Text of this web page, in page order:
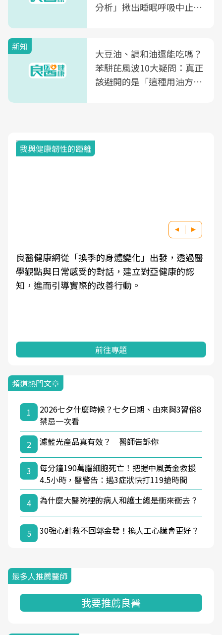
分析」揪出睡眠呼吸中止症
新知
大豆油、調和油還能吃嗎？
苯駢芘風波10大疑問：真正
該避開的是「這種用油方
我與健康韌性的距離
良醫健康網從「換季的身體變化」出發，透過醫
學觀點與日常感受的對話，建立對亞健康的認
知，進而引導實際的改善行動。
前往專題
頻道熱門文章
1
2026七夕什麼時候？七夕日期、由來與3習俗8
禁忌一次看
2
濾藍光產品真有效？ 醫師告訴你
3
每分鐘190萬腦細胞死亡！把握中風黃金救援
4.5小時，醫警告：遇3症狀快打119搶時間
4
為什麼大醫院裡的病人和護士總是衝來衝去？
5 30強心針救不回郭金發！換人工心臟會更好？
最多人推薦醫師
我要推薦良醫